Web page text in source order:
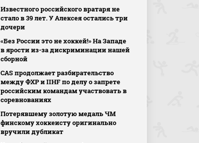
Известного российского вратаря не
стало в 39 лет. У Алексея остались три
дочери
«Без России это не хоккей!» На Западе
в ярости из-за дискриминации нашей
сборной
CAS продолжает разбирательство
между ФХР и IIHF по делу о запрете
российским командам участвовать в
соревнованиях
Потерявшему золотую медаль ЧМ
финскому хоккеисту оригинально
вручили дубликат